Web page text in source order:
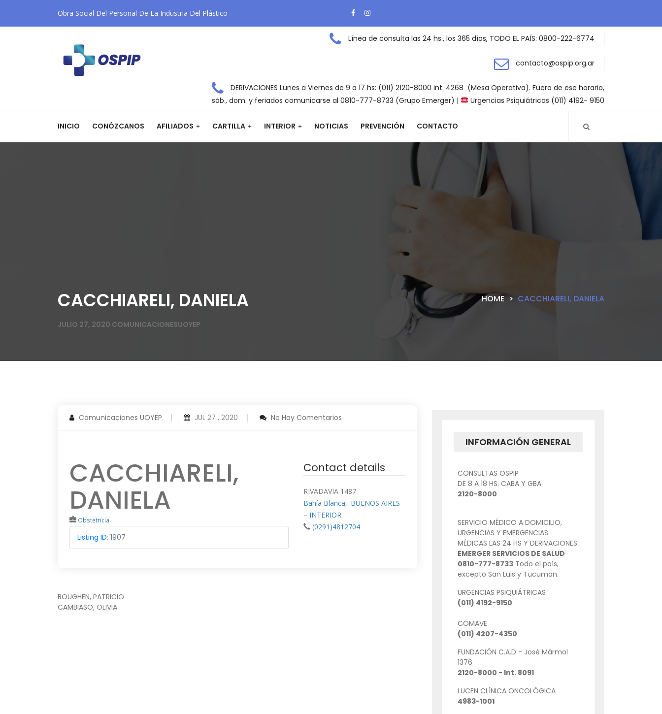
Obra Social Del Personal De La Industria Del Plástico
Línea de consulta las 24 hs., los 365 días, TODO EL PAÍS: 0800-222-6774
contacto@ospip.org.ar
DERIVACIONES Lunes a Viernes de 9 a 17 hs: (011) 2120-8000 int. 4268 (Mesa Operativa). Fuera de ese horario,
sáb., dom. y feriados comunicarse al 0810-777-8733 (Grupo Emerger) |
Urgencias Psiquiátricas (011) 4192- 9150
INICIO CONÓZCANOS AFILIADOS CARTILLA INTERIOR NOTICIAS PREVENCIÓN CONTACTO
CACCHIARELI, DANIELA
JULIO 27, 2020 COMUNICACIONESUOYEP
HOME CACCHIARELI, DANIELA
Comunicaciones UOYEP JUL 27 , 2020 No Hay Comentarios
CACCHIARELI,
DANIELA
Obstetrícia
Listing ID: 1907
Contact details
RIVADAVIA 1487
Bahía Blanca, BUENOS AIRES
– INTERIOR
(0291)4812704
NAVEGACIÓN
BOUGHEN, PATRICIO
CAMBIASO, OLIVIA
INFORMACIÓN GENERAL
CONSULTAS OSPIP
DE 8 A 18 HS. CABA Y GBA
2120-8000
SERVICIO MÉDICO A DOMICILIO,
URGENCIAS Y EMERGENCIAS
MÉDICAS LAS 24 HS Y DERIVACIONES
EMERGER SERVICIOS DE SALUD
0810-777-8733 Todo el país,
excepto San Luis y Tucuman.
URGENCIAS PSIQUIÁTRICAS
(011) 4192-9150
COMAVE
(011) 4207-4350
FUNDACIÓN C.A.D - José Mármol
1376
2120-8000 - Int. 8091
LUCEN CLÍNICA ONCOLÓGICA
4983-1001